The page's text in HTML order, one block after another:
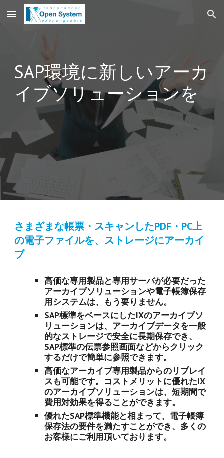
Skip to main content Skip to navigation
SAP環境に新しいアーカ
イブソリューションを
さまざまな帳票・スキャンしたPDF・PC上
の電子ファイルを、ストレージにアーカイ
ブ
高価な専用製品と専用サーバが必要だった
アーカイブソリューションや電子帳簿保存
用システムは、もう要りません。
SAP標準をベースにしたIXのアーカイブソ
リューションは、アーカイブデータを一般
的なストレージで安全に長期保存でき、
SAP標準の伝票参照画面などからクリック
するだけで簡単に参照できます。
高価なアーカイブ専用製品からのリプレイ
スも可能です。コストメリットに優れたIX
のアーカイブソリューションは、短期間で
費用対効果を得ることができます。
優れたSAP標準機能と相まって、電子帳簿
保存法の要件を満たすことができ、多くの
お客様にご利用頂いております。